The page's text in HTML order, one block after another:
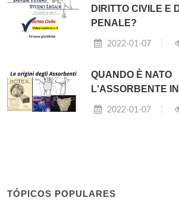
DIRITTO CIVILE E
PENALE?
2022-01-07
QUANDO È NATO
L'ASSORBENTE
2022-01-07
TÓPICOS POPULARES